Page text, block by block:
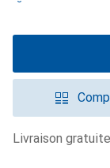
livraison gratuite